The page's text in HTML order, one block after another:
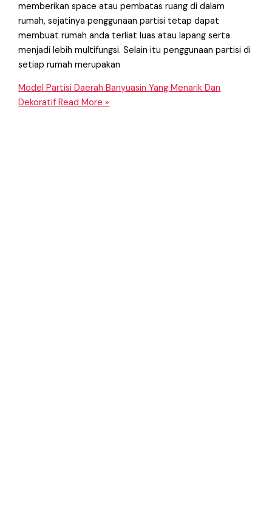
memberikan space atau pembatas ruang di dalam
rumah, sejatinya penggunaan partisi tetap dapat
membuat rumah anda terliat luas atau lapang serta
menjadi lebih multifungsi. Selain itu penggunaan partisi di
setiap rumah merupakan
Model Partisi Daerah Banyuasin Yang Menarik Dan
Dekoratif Read More »